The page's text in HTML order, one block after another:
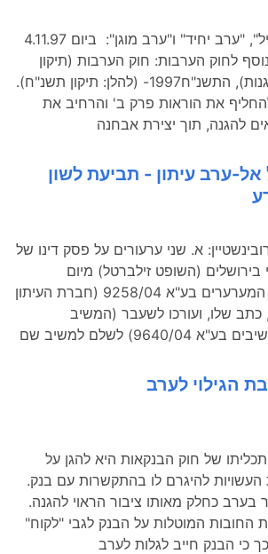
אבחנה בין ערב "רגיל", "ערב יחיד" ו"ערב מוגן": ביום 4.11.97
לחוק הערבות: חוק הערבות (תיקון
מס' 2) (ערבויות מוגנות), התשנ"ח1997- (להלן: תיקון תשנ"ח).
את הוראות פרק ב' והרחיב את
להגנה, תוך יצירת אבחנה
אל-ערב עיתון - תביעת לשון
פסק דין השופט א' רובינשטיין: א. שני ערעורים על פסק דינו של
(השופט זילברטל) מיום
28.7.04, לפיו חויבו המערערים בע"א 9258/04 (חברת העיתון
כתב שלו, ועורכו לשעבר (המשיב
04) לשלם למשיב שם
הגילוי לערב
של חוק הבנקאות היא להגן על
העשויות להיגרם לו בהתקשרות עם בנק.
בערב כחלק מאותו ציבור הראוי להגנה.
החובות המוטלות על הבנק לגבי "לקוח"
כי הבנק חייב לגלות לערב